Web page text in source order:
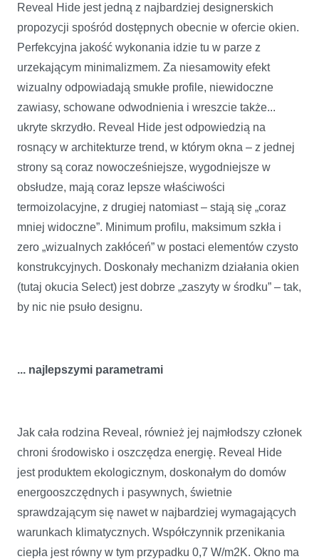
Reveal Hide jest jedną z najbardziej designerskich
propozycji spośród dostępnych obecnie w ofercie okien.
Perfekcyjna jakość wykonania idzie tu w parze z
urzekającym minimalizmem. Za niesamowity efekt
wizualny odpowiadają smukłe profile, niewidoczne
zawiasy, schowane odwodnienia i wreszcie także...
ukryte skrzydło. Reveal Hide jest odpowiedzią na
rosnący w architekturze trend, w którym okna – z jednej
strony są coraz nowocześniejsze, wygodniejsze w
obsłudze, mają coraz lepsze właściwości
termoizolacyjne, z drugiej natomiast – stają się „coraz
mniej widoczne”. Minimum profilu, maksimum szkła i
zero „wizualnych zakłóceń” w postaci elementów czysto
konstrukcyjnych. Doskonały mechanizm działania okien
(tutaj okucia Select) jest dobrze „zaszyty w środku” – tak,
by nic nie psuło designu.
... najlepszymi parametrami
Jak cała rodzina Reveal, również jej najmłodszy członek
chroni środowisko i oszczędza energię. Reveal Hide
jest produktem ekologicznym, doskonałym do domów
energooszczędnych i pasywnych, świetnie
sprawdzającym się nawet w najbardziej wymagających
warunkach klimatycznych. Współczynnik przenikania
ciepła jest równy w tym przypadku 0,7 W/m2K. Okno ma